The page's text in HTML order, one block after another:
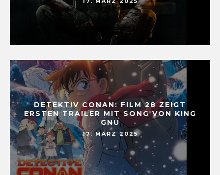
DETEKTIV CONAN: FILM 28 ZEIGT
ERSTEN TRAILER MIT SONG VON KING
GNU
17. MÄRZ 2025